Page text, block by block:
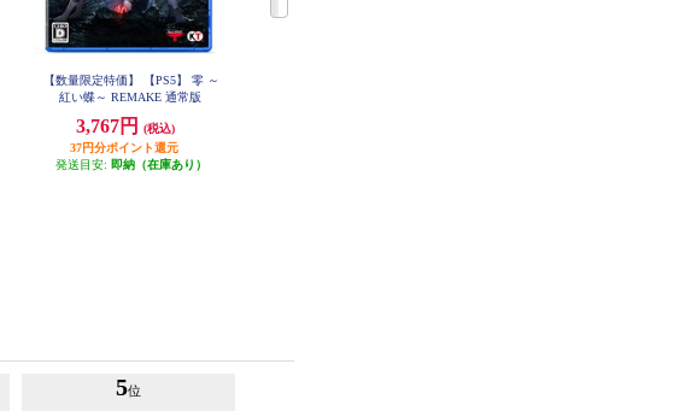
【数量限定特価】 【PS5】 零 ～
紅い蝶～ REMAKE 通常版
3,767円
(税込)
37円分ポイント還元
発送目安: 即納（在庫あり）
5位